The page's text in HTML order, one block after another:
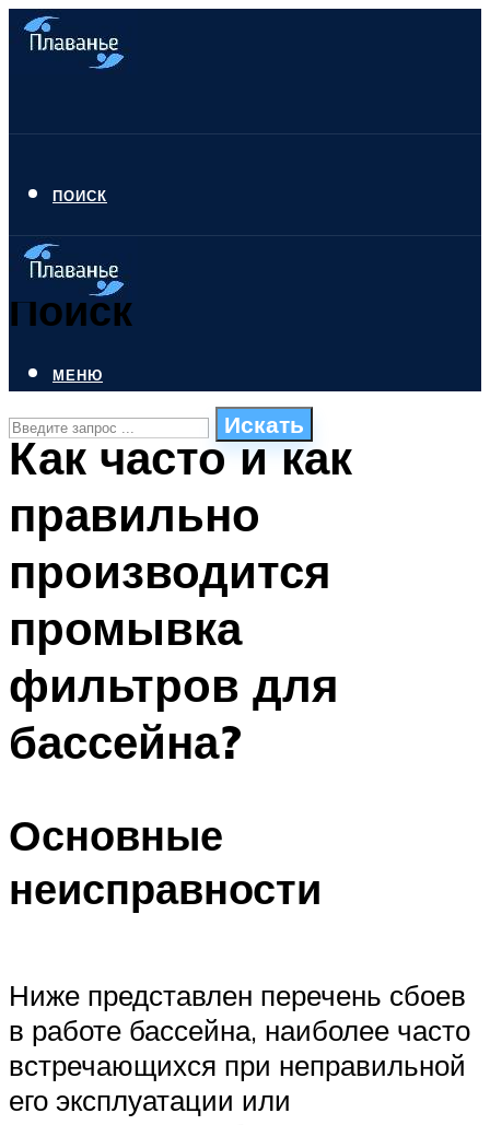
ПОИСК
Поиск
Искать
ПЛАВАНЬЕ ДЛЯ ДЕТЕЙ
БАССЕЙН ДЛЯ ДОМА
МЕНЮ
МЕНЮ
Как часто и как
правильно
производится
промывка
фильтров для
бассейна?
Основные
неисправности
Ниже представлен перечень сбоев
в работе бассейна, наиболее часто
встречающихся при неправильной
его эксплуатации или